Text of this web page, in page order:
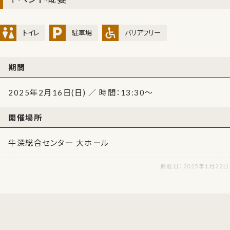
トイレ 駐車場 バリアフリー
期間
2025年2月16日(日) ／ 時間：13:30～
開催場所
牛深総合センター 大ホール
掲載日：2025年1月22日